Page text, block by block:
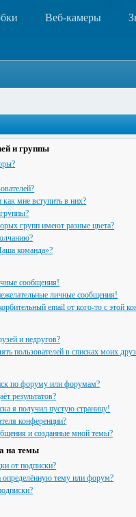
Веб-камеры
и группы
мне вступить в них?
групп имеют разные цвета?
команда»?
сообщения!
личные сообщения!
email от кого-то с этой
и недругов?
пользователей в списках моих
по форуму или форумам?
результатов?
я получил пустую страницу!
конференции?
и созданные мной темы?
на темы
от подписки?
определённую тему или форум?